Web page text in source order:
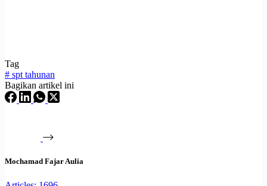
Tag
# spt tahunan
Bagikan artikel ini
Mochamad Fajar Aulia